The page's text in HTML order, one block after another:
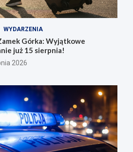
WYDARZENIA
Górka: Wyjątkowe
już 15 sierpnia!
2026